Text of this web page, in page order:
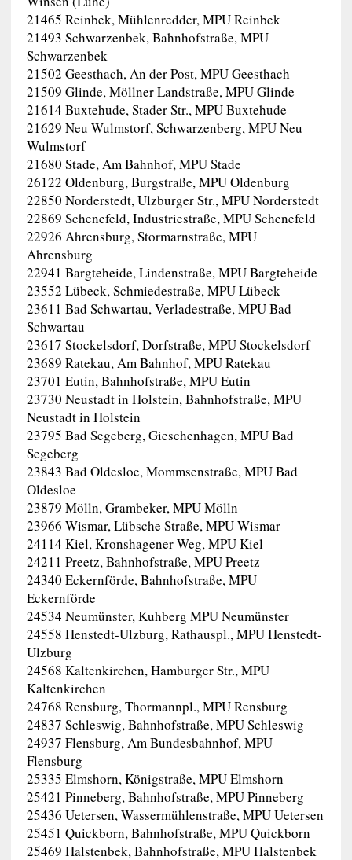
21465 Reinbek, Mühlenredder, MPU Reinbek
21493 Schwarzenbek, Bahnhofstraße, MPU
Schwarzenbek
21502 Geesthach, An der Post, MPU Geesthach
21509 Glinde, Möllner Landstraße, MPU Glinde
21614 Buxtehude, Stader Str., MPU Buxtehude
21629 Neu Wulmstorf, Schwarzenberg, MPU Neu
Wulmstorf
21680 Stade, Am Bahnhof, MPU Stade
26122 Oldenburg, Burgstraße, MPU Oldenburg
22850 Norderstedt, Ulzburger Str., MPU Norderstedt
22869 Schenefeld, Industriestraße, MPU Schenefeld
22926 Ahrensburg, Stormarnstraße, MPU
Ahrensburg
22941 Bargteheide, Lindenstraße, MPU Bargteheide
23552 Lübeck, Schmiedestraße, MPU Lübeck
23611 Bad Schwartau, Verladestraße, MPU Bad
Schwartau
23617 Stockelsdorf, Dorfstraße, MPU Stockelsdorf
23689 Ratekau, Am Bahnhof, MPU Ratekau
23701 Eutin, Bahnhofstraße, MPU Eutin
23730 Neustadt in Holstein, Bahnhofstraße, MPU
Neustadt in Holstein
23795 Bad Segeberg, Gieschenhagen, MPU Bad
Segeberg
23843 Bad Oldesloe, Mommsenstraße, MPU Bad
Oldesloe
23879 Mölln, Grambeker, MPU Mölln
23966 Wismar, Lübsche Straße, MPU Wismar
24114 Kiel, Kronshagener Weg, MPU Kiel
24211 Preetz, Bahnhofstraße, MPU Preetz
24340 Eckernförde, Bahnhofstraße, MPU
Eckernförde
24534 Neumünster, Kuhberg MPU Neumünster
24558 Henstedt-Ulzburg, Rathauspl., MPU Henstedt-
Ulzburg
24568 Kaltenkirchen, Hamburger Str., MPU
Kaltenkirchen
24768 Rensburg, Thormannpl., MPU Rensburg
24837 Schleswig, Bahnhofstraße, MPU Schleswig
24937 Flensburg, Am Bundesbahnhof, MPU
Flensburg
25335 Elmshorn, Königstraße, MPU Elmshorn
25421 Pinneberg, Bahnhofstraße, MPU Pinneberg
25436 Uetersen, Wassermühlenstraße, MPU Uetersen
25451 Quickborn, Bahnhofstraße, MPU Quickborn
25469 Halstenbek, Bahnhofstraße, MPU Halstenbek